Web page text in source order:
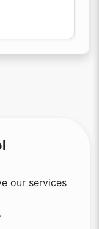
our services